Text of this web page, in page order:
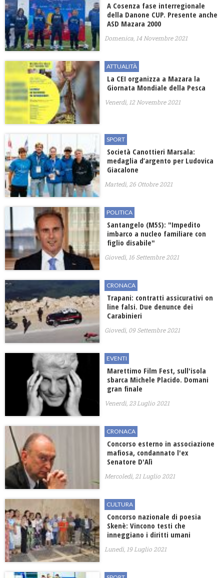
A Cosenza fase interregionale
della Danone CUP. Presente anche
ASD Mazara 2000
Domenica, 14 Novembre 2021
ATTUALITÀ
La CEI organizza a Mazara la
Giornata Mondiale della Pesca
Venerdì, 12 Novembre 2021
SPORT
Società Canottieri Marsala:
medaglia d’argento per Ludovica
Giacalone
Martedì, 26 Ottobre 2021
POLITICA
Santangelo (M5S): "Impedito
imbarco a nucleo familiare con
figlio disabile"
Giovedì, 16 Settembre 2021
CRONACA
Trapani: contratti assicurativi on
line falsi. Due denunce dei
Carabinieri
Giovedì, 09 Settembre 2021
EVENTI
Marettimo Film Fest, sull'isola
sbarca Michele Placido. Domani
gran finale
Venerdì, 23 Luglio 2021
CRONACA
Concorso esterno in associazione
mafiosa, condannato l'ex
Senatore D'Alì
Mercoledì, 21 Luglio 2021
CULTURA
Concorso nazionale di poesia
Skenè: Vincono testi che
inneggiano i diritti umani
Lunedì, 19 Luglio 2021